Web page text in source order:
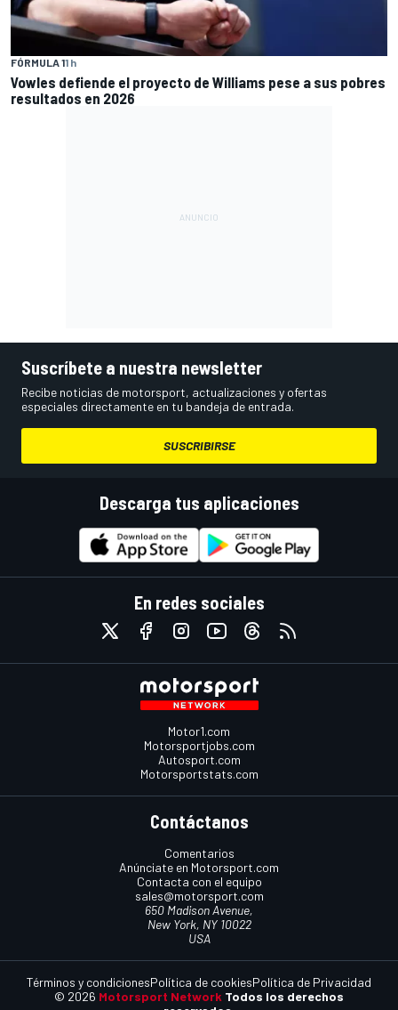
FÓRMULA 11 h
Vowles defiende el proyecto de Williams pese a sus pobres
resultados en 2026
Suscríbete a nuestra newsletter
Recibe noticias de motorsport, actualizaciones y ofertas
especiales directamente en tu bandeja de entrada.
SUSCRIBIRSE
Descarga tus aplicaciones
En redes sociales
Motor1.com
Motorsportjobs.com
Autosport.com
Motorsportstats.com
Contáctanos
Comentarios
Anúnciate en Motorsport.com
Contacta con el equipo
sales@motorsport.com
650 Madison Avenue,
New York, NY 10022
USA
© 2026 Motorsport Network Todos los derechos
Términos y condicionesPolítica de cookiesPolítica de Privacidad